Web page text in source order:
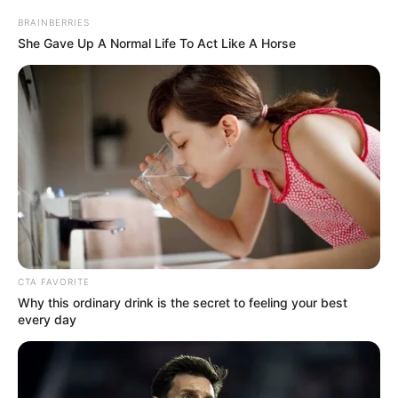
O evento aconteceu no Auditório
Deputado Estadual Murilo
Aguiar, na Assembleia Legislativa do Estado do Ceará.
É importante lembrar que a Confederação Nacional, não apenas
estabeleceu uma estratégia plural de atuação em Brasília, mas,
tem atuado nas bases como nunca antes. O objetivo definido pela
direção da entidade é o fortalecimento e valorização dos agentes
comunitários e de combate às endemias.
BRAINBERRIES
She Gave Up A Normal Life To Act Like A Horse
CTA FAVORITE
Why this ordinary drink is the secret to feeling your best
every day